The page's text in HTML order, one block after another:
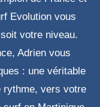
Evolution vous
votre niveau.
Adrien vous
: une véritable
rythme, vers votre